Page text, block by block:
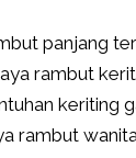
panjang
rambut
keriting
rambut